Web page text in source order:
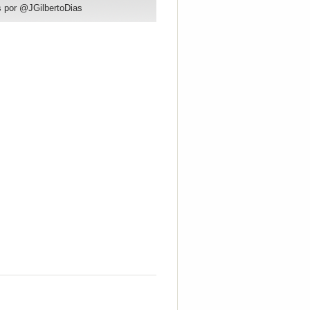
por @JGilbertoDias